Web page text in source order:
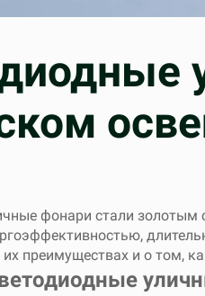
фонари стали золотым
преимуществах и о том,